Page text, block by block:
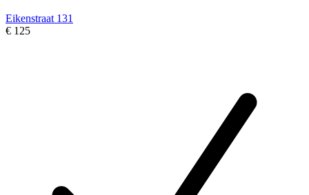
Eikenstraat 131
€ 125